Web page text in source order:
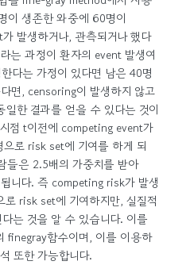
이 생존한 와중에 60명이
발생하거나, 관측되거나 했다
는 과정이 환자의 event 발생여
다는 가정이 있다면 남은 40명
면, censoring이 발생하지 않고
한 결과를 얻을 수 있다는 것이
점 t이전에 competing event가
로 risk set에 기여를 하게 되
들은 2.5배의 가중치를 받아
니다. 즉 competing risk가 발생
risk set에 기여하지만, 실질적
는 것을 알 수 있습니다. 이를
finegray함수이며, 이를 이용하
또한 가능합니다.